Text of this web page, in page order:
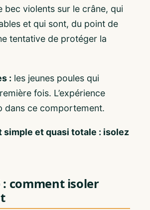
bec violents sur le crâne, qui
et qui sont, du point de
tentative de protéger la
: les jeunes poules qui
fois. L’expérience
dans ce comportement.
simple et quasi totale : isolez
comment isoler